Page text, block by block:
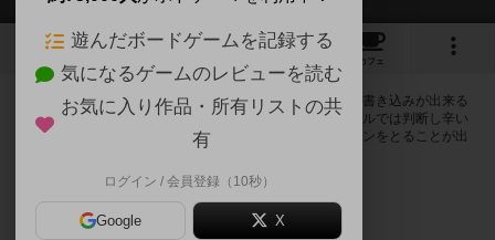
8 9
カフェ
ログインすると光合成に関する掲示板の作成やコメントの書き込みが出来る
ようになります。ルールの疑問やエラッタ情報、マニュアルでは判断し辛い
曖昧な表記等について会員同士で自由にコミュニケーションをとることが出
ログイン/無料会員登録
遊んだボードゲームを記録する
気になるゲームのレビューを読む
お気に入り作品・所有リストの共
有
ログイン / 会員登録（10秒）
Google X